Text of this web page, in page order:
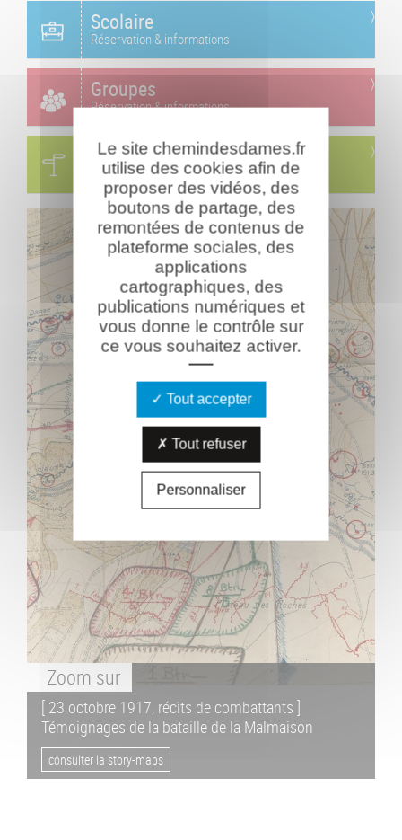
Scolaire
Réservation & informations
Groupes
Réservation & informations
Circuits
Visites & parcours thématiques
Zoom sur
[ 23 octobre 1917, récits de combattants ]
Témoignages de la bataille de la Malmaison
consulter la story-maps
Le site chemindesdames.fr
utilise des cookies afin de
proposer des vidéos, des
boutons de partage, des
remontées de contenus de
plateforme sociales, des
applications
cartographiques, des
publications numériques et
vous donne le contrôle sur
ce vous souhaitez activer.
Tout accepter
Tout refuser
Personnaliser